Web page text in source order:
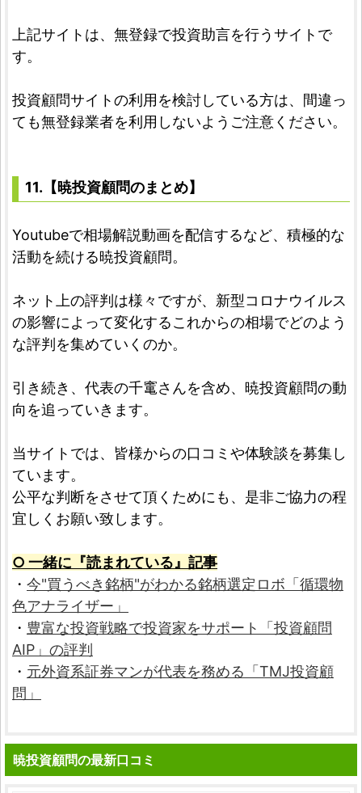
上記サイトは、無登録で投資助言を行うサイトで
す。
投資顧問サイトの利用を検討している方は、間違っ
ても無登録業者を利用しないようご注意ください。
11.【暁投資顧問のまとめ】
Youtubeで相場解説動画を配信するなど、積極的な
活動を続ける暁投資顧問。
ネット上の評判は様々ですが、新型コロナウイルス
の影響によって変化するこれからの相場でどのよう
な評判を集めていくのか。
引き続き、代表の千竃さんを含め、暁投資顧問の動
向を追っていきます。
当サイトでは、皆様からの口コミや体験談を募集し
ています。
公平な判断をさせて頂くためにも、是非ご協力の程
宜しくお願い致します。
○ 一緒に『読まれている』記事
・ 今"買うべき銘柄"がわかる銘柄選定ロボ「循環物
色アナライザー」
・ 豊富な投資戦略で投資家をサポート「投資顧問
AIP」の評判
・ 元外資系証券マンが代表を務める「TMJ投資顧
問」
暁投資顧問の最新口コミ